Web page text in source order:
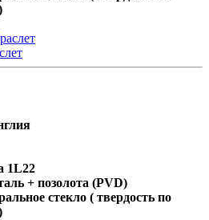
1L22
+ позолота (PVD)
стекло ( твердость по